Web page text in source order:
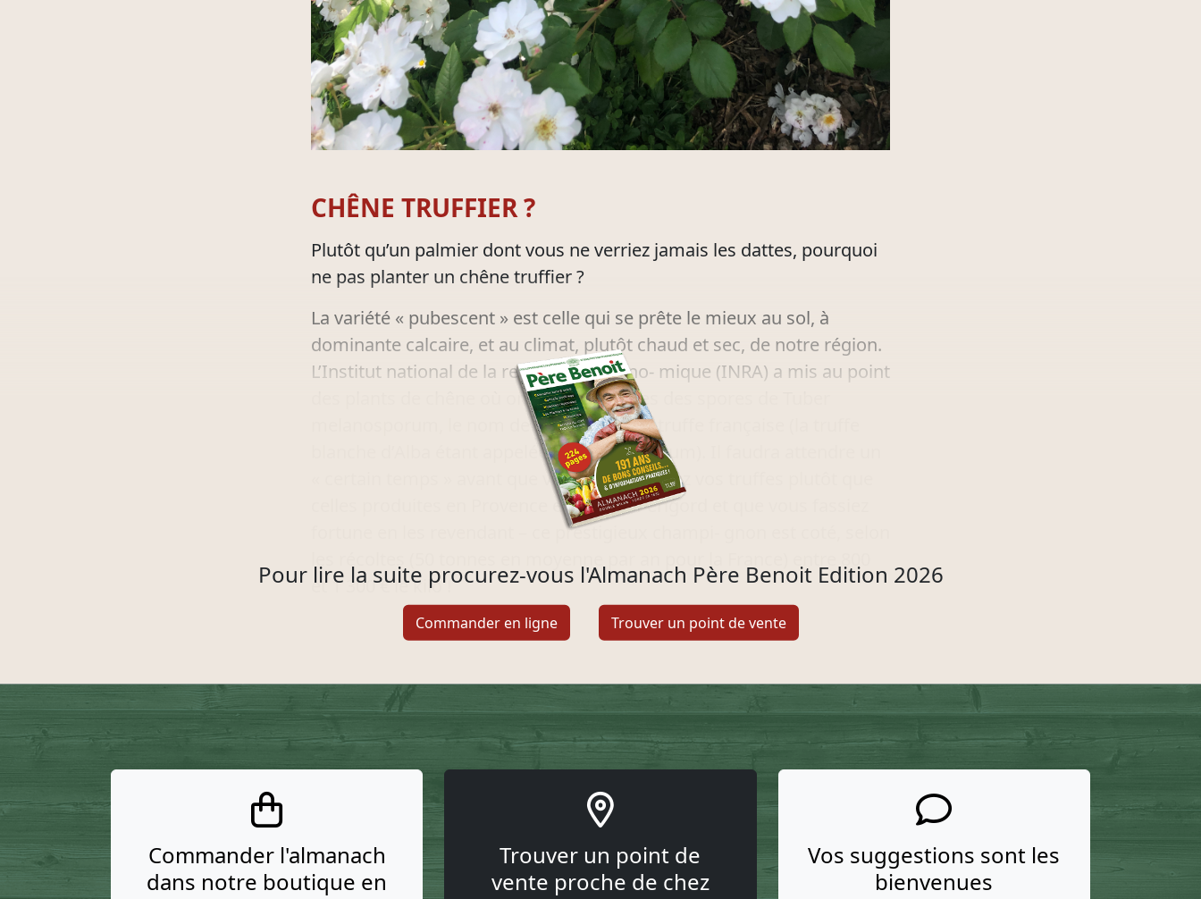
CHÊNE TRUFFIER ?
Plutôt qu’un palmier dont vous ne verriez jamais les dattes, pourquoi
ne pas planter un chêne truffier ?
La variété « pubescent » est celle qui se prête le mieux au sol, à
dominante calcaire, et au climat, plutôt chaud et sec, de notre région.
L’Institut national de la recherche agrono- mique (INRA) a mis au point
des plants de chêne où ont été introduites des spores de Tuber
melanosporum, le nom de la variété de la truffe française (la truffe
blanche d’Alba étant appelée Tuber magnatum). Il faudra attendre un
« certain temps » avant que vous ne dégustiez vos truffes plutôt que
celles produites en Provence et dans le Périgord et que vous fassiez
fortune en les revendant – ce prestigieux champi- gnon est coté, selon
et 1 300 € le kilo !
Pour lire la suite procurez-vous l'Almanach Père Benoit Edition 2026
Commander en ligne Trouver un point de vente
Commander l'almanach
dans notre boutique en
Trouver un point de
vente proche de chez
Vos suggestions sont les
bienvenues